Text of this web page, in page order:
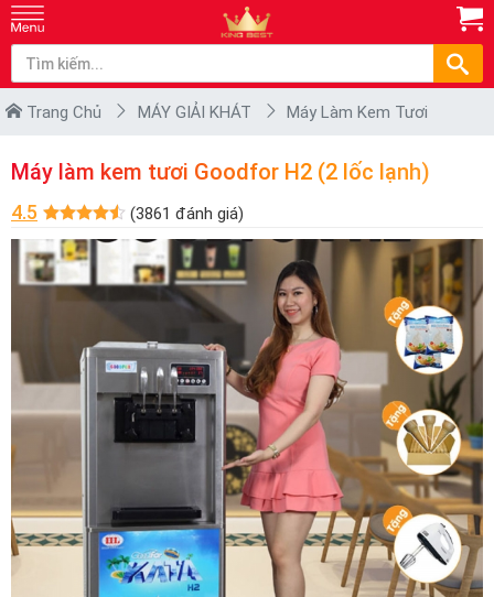
Trang Chủ MÁY GIẢI KHÁT Máy Làm Kem Tươi
Máy làm kem tươi Goodfor H2 (2 lốc lạnh)
4.5 (3861 đánh giá)